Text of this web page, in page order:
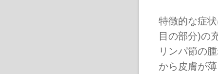
特徴的な症
目の部分)の
リンパ節の
から皮膚が